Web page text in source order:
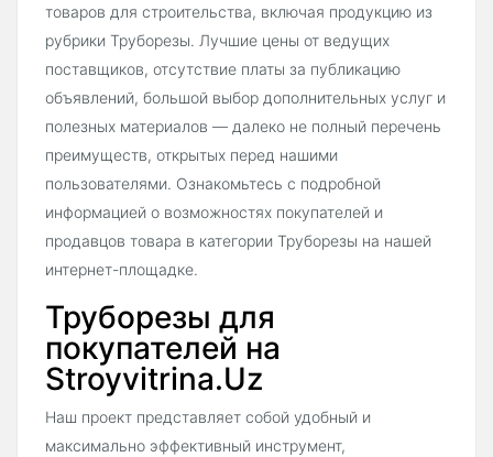
товаров для строительства, включая продукцию из
рубрики Труборезы. Лучшие цены от ведущих
поставщиков, отсутствие платы за публикацию
объявлений, большой выбор дополнительных услуг и
полезных материалов — далеко не полный перечень
преимуществ, открытых перед нашими
пользователями. Ознакомьтесь с подробной
информацией о возможностях покупателей и
продавцов товара в категории Труборезы на нашей
интернет-площадке.
Труборезы для
покупателей на
Stroyvitrina.Uz
Наш проект представляет собой удобный и
максимально эффективный инструмент,